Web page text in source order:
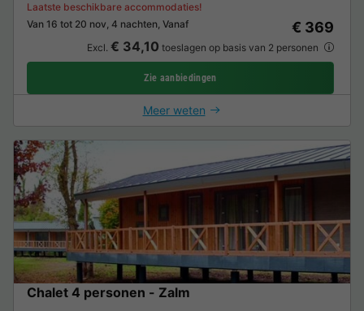
Van 16 tot 20 nov, 4 nachten, Vanaf
Laatste beschikbare accommodaties!
€ 369
Excl. € 34,10 toeslagen op basis van 2 personen
Zie aanbiedingen
Meer weten
Chalet 4 personen - Zalm